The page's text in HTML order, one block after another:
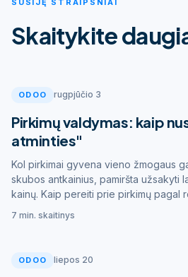
Skaitykite
ODOO rugpjūčio 3
Pirkimų valdymas: kaip
atminties"
Kol pirkimai gyvena vieno žmogaus
skubos antkainius, pamiršta užsakyti
kainų. Kaip pereiti prie pirkimų pagal
7 min. skaitinys
ODOO liepos 20